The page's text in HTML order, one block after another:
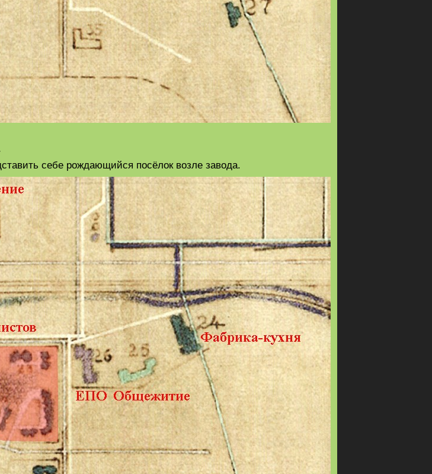
себе рождающийся посёлок возле завода.